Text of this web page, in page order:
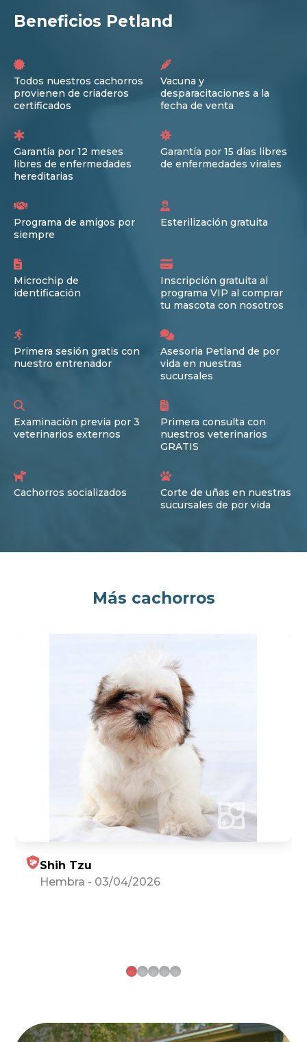
Beneficios Petland
Todos nuestros cachorros
provienen de criaderos
certificados
Vacuna y
desparacitaciones a la
fecha de venta
Garantía por 12 meses
libres de enfermedades
hereditarias
Garantía por 15 días libres
de enfermedades virales
Programa de amigos por
siempre
Esterilización gratuita
Microchip de
identificación
Inscripción gratuita al
programa VIP al comprar
tu mascota con nosotros
Primera sesión gratis con
nuestro entrenador
Asesoria Petland de por
vida en nuestras
sucursales
Examinación previa por 3
veterinarios externos
Primera consulta con
nuestros veterinarios
GRATIS
Cachorros socializados
Corte de uñas en nuestras
sucursales de por vida
Más cachorros
Shih Tzu
Hembra - 03/04/2026